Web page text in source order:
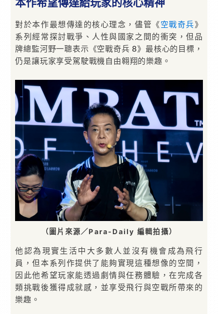
對於本作最想傳達的核心理念，儘管《空戰奇兵》
系列經常探討戰爭、人性與國家之間的衝突，但品
牌總監河野一聰表示《空戰奇兵 8》最核心的目標，
仍是讓玩家享受駕駛戰機自由翱翔的樂趣。
（圖片來源／Para-Daily 編輯拍攝）
他認為現實生活中大多數人並沒有機會成為飛行
員，但本系列作提供了能夠實現這種想像的空間，
因此他希望玩家能透過劇情與任務體驗，在完成各
類挑戰後獲得成就感，並享受飛行與空戰所帶來的
樂趣。